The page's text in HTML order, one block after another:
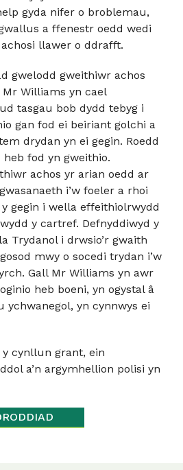
gyda nifer o broblemau,
a ffenestr oedd wedi
llawer o ddrafft.
gwelodd gweithiwr achos
Williams yn cael
tasgau bob dydd tebyg i
gan fod ei beiriant golchi a
drydan yn ei gegin. Roedd
fod yn gweithio.
achos yr arian oedd ar
i’w foeler a rhoi
gegin i wella effeithiolrwydd
y cartref. Defnyddiwyd y
Trydanol i drwsio’r gwaith
mwy o socedi trydan i’w
Gall Mr Williams yn awr
heb boeni, yn ogystal â
ychwanegol, yn cynnwys ei
cynllun grant, ein
a’n argymhellion polisi yn